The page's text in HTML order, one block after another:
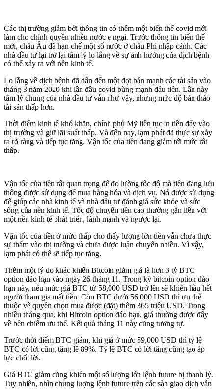
Các thị trường giảm bởi thông tin có thêm một biến thể covid mới
làm cho chính quyền nhiều nước e ngại. Trước thông tin biến thể
mới, châu Âu đã hạn chế một số nước ở châu Phi nhập cảnh. Các
nhà đầu tư lại trở lại tâm lý lo lắng về sự ảnh hưởng của dịch bệnh
có thể xảy ra với nền kinh tế.
Lo lắng về dịch bệnh đã dẫn đến một đợt bán mạnh các tài sản vào
tháng 3 năm 2020 khi lần đầu covid bùng mạnh đầu tiên. Lần này
tâm lý chung của nhà đầu tư vẫn như vậy, nhưng mức độ bán tháo
tài sản thấp hơn.
Thời điểm kinh tế khó khăn, chính phủ Mỹ liên tục in tiền đẩy vào
thị trường và giữ lãi suất thấp. Và đến nay, lạm phát đã thực sự xảy
ra rõ ràng và tiếp tục tăng. Vận tốc của tiền đang giảm tới mức rất
thấp.
Vận tốc của tiền rất quan trọng để đo lường tốc độ mà tiền đang lưu
thông được sử dụng để mua hàng hóa và dịch vụ. Nó được sử dụng
để giúp các nhà kinh tế và nhà đầu tư đánh giá sức khỏe và sức
sống của nền kinh tế. Tốc độ chuyển tiền cao thường gắn liền với
một nền kinh tế phát triển, lành mạnh và ngược lại.
Vận tốc của tiền ở mức thấp cho thấy lượng lớn tiền vẫn chưa thực
sự thấm vào thị trường và chưa được luận chuyển nhiều. Vì vậy,
lạm phát có thể sẽ tiếp tục tăng.
Thêm một lý do khác khiến Bitcoin giảm giá là hơn 3 tỷ BTC
option đáo hạn vào ngày 26 tháng 11. Trong kỳ bitcoin option đáo
hạn này, nếu mức giá BTC từ 58,000 USD trở lên sẽ khiến hầu hết
người tham gia mất tiền. Còn BTC dưới 56.000 USD thì ưu thế
thuộc về quyền chọn mua được (đặt) thêm 365 triệu USD. Trong
nhiều tháng qua, khi Bitcoin option đáo hạn, giá thường được đẩy
về bên chiếm ưu thế. Kết quả tháng 11 này cũng tương tự.
Trước thời điểm BTC giảm, khi giá ở mức 59,000 USD thì tỷ lệ
BTC có lời cũng tăng lê 89%. Tỷ lệ BTC có lời tăng cũng tạo áp
lực chốt lời.
Giá BTC giảm cũng khiến một số lượng lớn lệnh future bị thanh lý.
Tuy nhiên, nhìn chung lượng lệnh future trên các sàn giao dịch vẫn